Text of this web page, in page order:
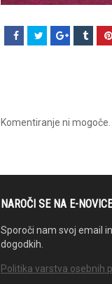
Komentiranje ni mogoče.
NAROČI SE NA E-NOVICE
Sporoči nam svoj email
dogodkih.
Politika varstva osebnih